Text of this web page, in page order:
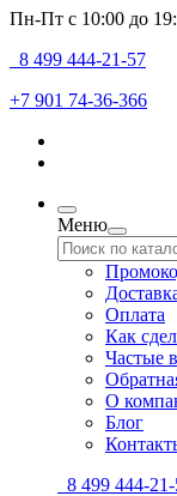
Пн-Пт с 10:00 до
8 499 444-21-57
+7 901 74-36-366
Меню
Оплата
Как
Частые
О
Блог
8 499 444-